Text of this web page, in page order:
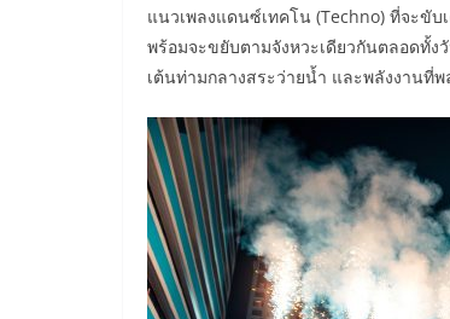
แนวเพลงแดนซ์เทคโน (Techno) ที่จะขั
พร้อมจะขยับตามจังหวะเดียวกันตลอดทั้
เต้นท่ามกลางสระว่ายน้ำ และพลังงานที่